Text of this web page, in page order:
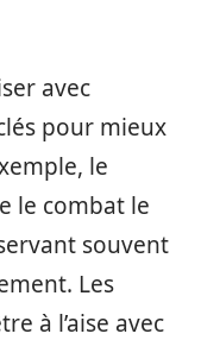
avec
pour mieux
le
le combat le
souvent
Les
à l’aise avec